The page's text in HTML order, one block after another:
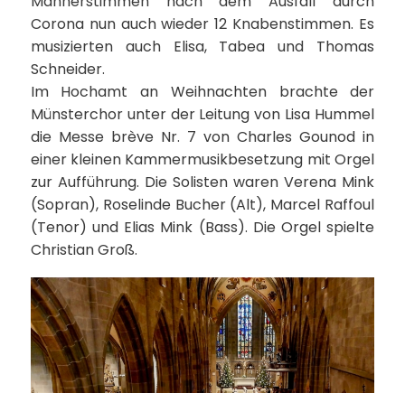
Corona nun auch wieder 12 Knabenstimmen. Es
musizierten auch Elisa, Tabea und Thomas
Schneider.
Im Hochamt an Weihnachten brachte der
Münsterchor unter der Leitung von Lisa Hummel
die Messe brève Nr. 7 von Charles Gounod in
einer kleinen Kammermusikbesetzung mit Orgel
zur Aufführung. Die Solisten waren Verena Mink
(Sopran), Roselinde Bucher (Alt), Marcel Raffoul
(Tenor) und Elias Mink (Bass). Die Orgel spielte
Christian Groß.